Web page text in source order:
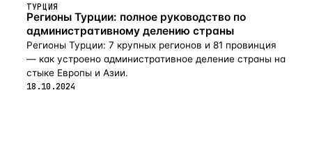
ТУРЦИЯ
Регионы Турции: полное руководство по
административному делению страны
Регионы Турции: 7 крупных регионов и 81 провинция
— как устроено административное деление страны на
стыке Европы и Азии.
18.10.2024